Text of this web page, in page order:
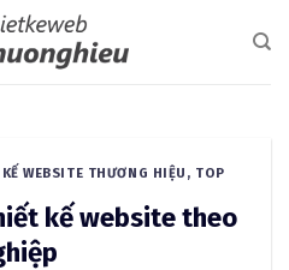
WEBSITE THƯƠNG HIỆU , TOP
kế website theo